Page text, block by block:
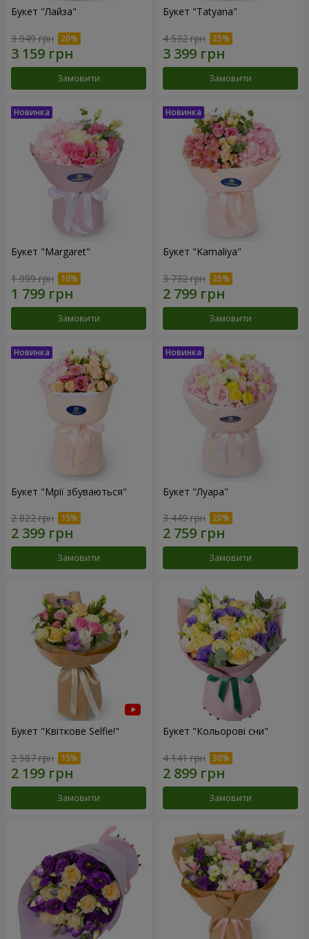
Букет "Лайза"
3 949 грн
Замовити
Букет "Tatyana"
4 532 грн
Замовити
Букет "Margaret"
1 999 грн
Замовити
Букет "Kamaliya"
3 732 грн
Замовити
Букет "Мрії збуваються"
2 822 грн
Замовити
Букет "Луара"
3 449 грн
Замовити
Букет "Квіткове Selfie!"
2 587 грн
Замовити
Букет "Кольорові сни"
4 141 грн
Замовити